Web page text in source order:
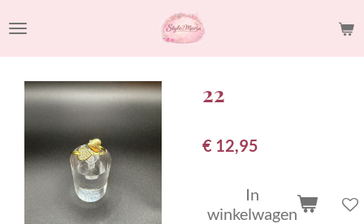
direct
naar
hoofdinhoud
22
€ 12,95
In
winkelwagen